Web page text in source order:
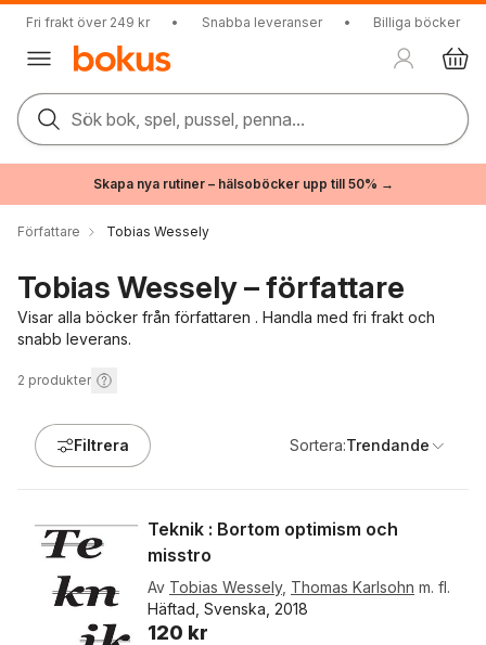
Fri frakt över 249 kr • Snabba leveranser • Billiga böcker
Sök bok, spel, pussel, penna...
Skapa nya rutiner – hälsoböcker upp till 50% →
Författare Tobias Wessely
Tobias Wessely – författare
Visar alla böcker från författaren . Handla med fri frakt och
snabb leverans.
2 produkter
Filtrera Sortera:Trendande
Teknik : Bortom optimism och
misstro
Av Tobias Wessely, Thomas Karlsohn m. fl.
Häftad, Svenska, 2018
120 kr